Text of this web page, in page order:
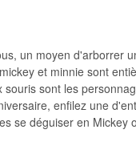
un moyen d'arborrer
et minnie sont
sont les
enfilez une
se déguiser en